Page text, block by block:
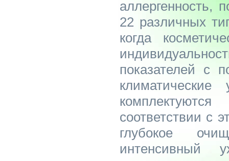
аллергенность,
22 различных
когда
показателей с
соответствии с
глубокое